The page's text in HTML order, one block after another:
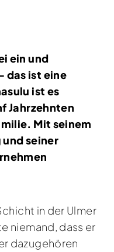
ein und
das ist eine
ist es
Jahrzehnten
Mit seinem
und seiner
in der Ulmer
niemand, dass er
dazugehören